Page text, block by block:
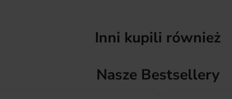
Inni kupili również
Nasze Bestsellery